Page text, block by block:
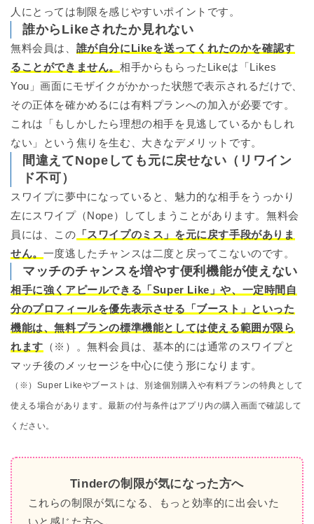
人にとっては制限を感じやすいポイントです。
誰からLikeされたか見れない
無料会員は、 誰が自分にLikeを送ってくれたのかを確認す
ることができません。 相手からもらったLikeは「Likes
You」画面にモザイクがかかった状態で表示されるだけで、
その正体を確かめるには有料プランへの加入が必要です。
これは「もしかしたら理想の相手を見逃しているかもしれ
ない」という焦りを生む、大きなデメリットです。
間違えてNopeしても元に戻せない（リワイン
ド不可）
スワイプに夢中になっていると、魅力的な相手をうっかり
左にスワイプ（Nope）してしまうことがあります。無料会
員には、この 「スワイプのミス」を元に戻す手段がありま
せん。 一度逃したチャンスは二度と戻ってこないのです。
マッチのチャンスを増やす便利機能が使えない
相手に強くアピールできる「Super Like」や、一定時間自
分のプロフィールを優先表示させる「ブースト」といった
機能は、無料プランの標準機能としては使える範囲が限ら
れます （※）。無料会員は、基本的には通常のスワイプと
マッチ後のメッセージを中心に使う形になります。
（※）Super Likeやブーストは、別途個別購入や有料プランの特典として
使える場合があります。最新の付与条件はアプリ内の購入画面で確認して
ください。
Tinderの制限が気になった方へ
これらの制限が気になる、もっと効率的に出会いた
いと感じた方へ。